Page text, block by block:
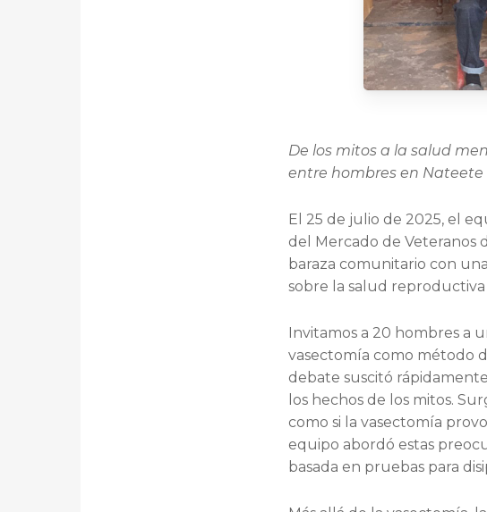
De los mitos a la salud
entre hombres en Nateete
El 25 de julio de 2025, el
del Mercado de Veteranos
baraza comunitario con
sobre la salud reproductiva
Invitamos a 20 hombres a
vasectomía como método
debate suscitó
los hechos de los mitos.
como si la vasectomía
equipo abordó estas
basada en pruebas para